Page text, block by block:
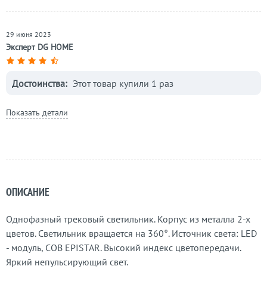
ОПИСАНИЕ
Однофазный трековый светильник. Корпус из металла 2-х
цветов. Светильник вращается на 360°. Источник света: LED
- модуль, COB EPISTAR. Высокий индекс цветопередачи.
Яркий непульсирующий свет.
Эксперт DG HOME
29 июня 2023
Достоинства: Этот товар купили 1 раз
Показать детали